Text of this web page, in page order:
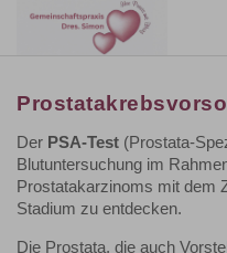
Der PSA-Test (Prostata-
Blutuntersuchung im
Prostatakarzinoms mit dem
Stadium zu entdecken.
Die Prostata, die auch